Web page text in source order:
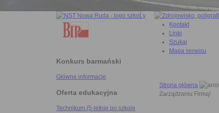
Konkurs barmański
Główne informacje
Oferta edukacyjna
Technikum (5-letnie po szkole
Kontakt
Linki
Szukaj
Mapa serwisu
Strona główna
Zarządzaniu Firmą!